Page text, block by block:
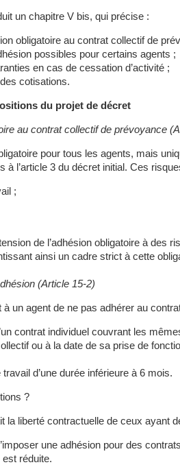
un chapitre V bis, qui précise :
obligatoire au contrat collectif de
possibles pour certains agents ;
en cas de cessation d’activité ;
cotisations.
du projet de décret
au contrat collectif de prévoyance
pour tous les agents, mais
à l’article 3 du décret initial. Ces
;
de l’adhésion obligatoire à des
ainsi un cadre strict à cette
(Article 15-2)
un agent de ne pas adhérer au
contrat individuel couvrant les
ou à la date de sa prise de
travail d’une durée inférieure à 6 mois.
?
la liberté contractuelle de ceux ayant
une adhésion pour des
réduite.